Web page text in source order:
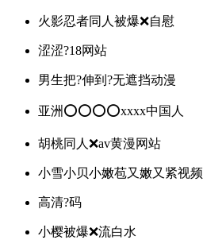
火影忍者同人被爆❌自慰
涩涩?18网站
男生把?伸到?无遮挡动漫
亚洲⭕⭕⭕⭕xxxx中国人
胡桃同人❌av黄漫网站
小雪小贝小嫩苞又嫩又紧视频
高清?️码
小樱被爆❌流白水